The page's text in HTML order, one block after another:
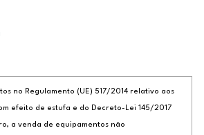
no Regulamento (UE) 517/2014 relativo aos
efeito de estufa e do Decreto-Lei 145/2017
a venda de equipamentos não